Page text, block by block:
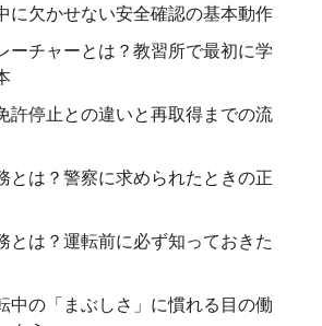
に欠かせない安全確認の基本動作
ーチャーとは？教習所で最初に学
許停止との違いと再取得までの流
とは？警察に求められたときの正
とは？運転前に必ず知っておきた
中の「まぶしさ」に慣れる目の働